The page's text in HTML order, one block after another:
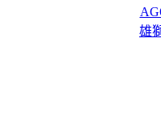
雄